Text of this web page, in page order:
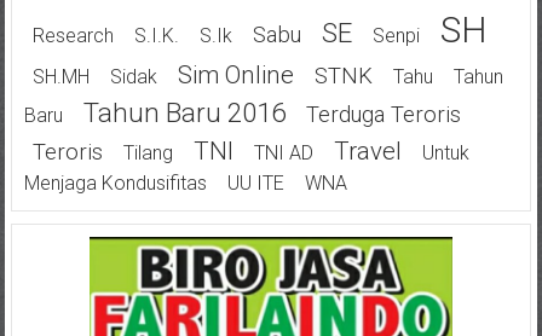
Research S.I.K. S.Ik Sabu SE Senpi SH
SH.MH Sidak Sim Online STNK Tahu
Tahun
Baru
Tahun Baru 2016
Terduga Teroris
Teroris
Tilang TNI TNI AD Travel
Untuk
Menjaga Kondusifitas
UU ITE WNA